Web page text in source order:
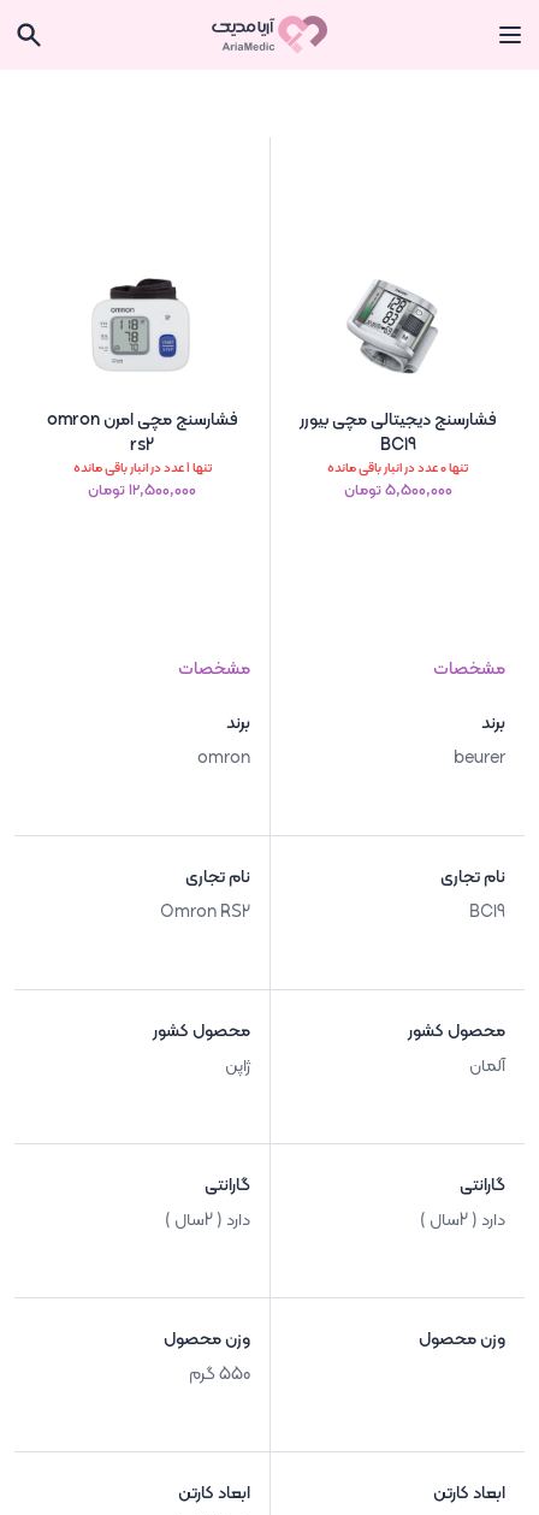
فشارسنج دیجیتالی مچی بیورر
BC19
تنها 0 عدد در انبار باقی مانده
۵٬۵۰۰٬۰۰۰ تومان
مشخصات
برند
beurer
نام تجاری
BC19
محصول کشور
آلمان
گارانتی
دارد ( 2سال )
وزن محصول
ابعاد کارتن
فشارسنج مچی امرن omron
rs2
تنها 1 عدد در انبار باقی مانده
۱۲٬۵۰۰٬۰۰۰ تومان
مشخصات
برند
omron
نام تجاری
Omron RS2
محصول کشور
ژاپن
گارانتی
دارد ( 2سال )
وزن محصول
550 گرم
ابعاد کارتن